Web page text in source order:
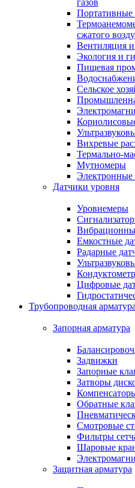
газов
Портативные
сжатого
Вентиляция
Экология и
Пищевая
Сельское
Вихревые
Термально-
Мутномеры
Электронные
Датчики уровня
Уровнемеры
Емкостные
Радарные
Цифровые
Трубопроводная арматура
Запорная арматура
Задвижки
Запорные
Затворы
Обратные
Смотровые
Фильтры
Шаровые
Защитная арматура